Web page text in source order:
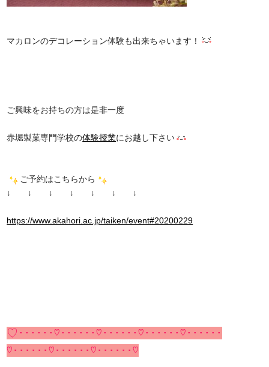
マカロンのデコレーション体験も出来ちゃいます！
ご興味をお持ちの方は是非一度
赤堀製菓専門学校の体験授業にお越し下さい
ご予約はこちらから
↓ ↓ ↓ ↓ ↓ ↓ ↓
https://www.akahori.ac.jp/taiken/event#20200229
♡･･････♡･･････♡･･････♡･･････♡･･････
♡･･････♡･･････♡･･････♡